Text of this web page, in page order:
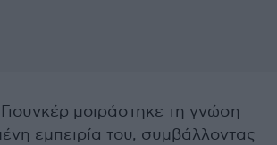
μοιράστηκε τη γνώση
εμπειρία του, συμβάλλοντας